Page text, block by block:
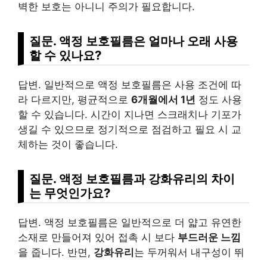
벽한 보호는 아니니 주의가 필요합니다.
질문. 액정 보호필름은 얼마나 오래 사용
할 수 있나요?
답변. 일반적으로 액정 보호필름은 사용 조건에 따
라 다르지만, 평균적으로 6개월에서 1년 정도 사용
할 수 있습니다. 시간이 지나면 스크래치나 기포가
생길 수 있으므로 정기적으로 점검하고 필요 시 교
체하는 것이 좋습니다.
질문. 액정 보호필름과 강화유리의 차이
는 무엇인가요?
답변. 액정 보호필름은 일반적으로 더 얇고 유연한
소재로 만들어져 있어 접촉 시 보다 부드러운 느낌
을 줍니다. 반면, 강화유리 는 두꺼워서 내구성이 뛰